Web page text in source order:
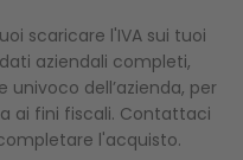
scaricare l'IVA sui tuoi
aziendali completi,
univoco dell’azienda, per
ai fini fiscali. Contattaci
l'acquisto.